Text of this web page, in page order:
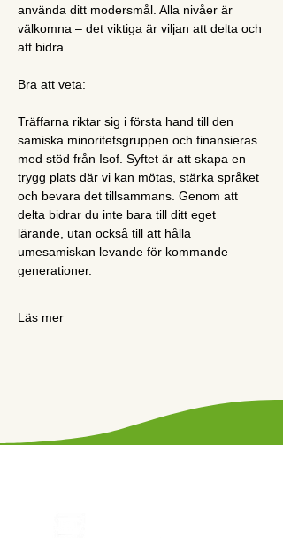
använda ditt modersmål. Alla nivåer är
välkomna – det viktiga är viljan att delta och
att bidra.
Bra att veta:
Träffarna riktar sig i första hand till den
samiska minoritetsgruppen och finansieras
med stöd från Isof. Syftet är att skapa en
trygg plats där vi kan mötas, stärka språket
och bevara det tillsammans. Genom att
delta bidrar du inte bara till ditt eget
lärande, utan också till att hålla
umesamiskan levande för kommande
generationer.
Läs mer